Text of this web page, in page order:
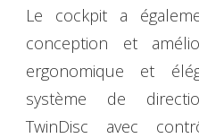
Le cockpit a
conception et
ergonomique et
système de
TwinDisc avec